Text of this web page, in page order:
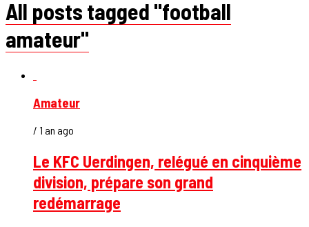
All posts tagged "football
amateur"
Amateur
/ 1 an ago
Le KFC Uerdingen, relégué en cinquième
division, prépare son grand
redémarrage